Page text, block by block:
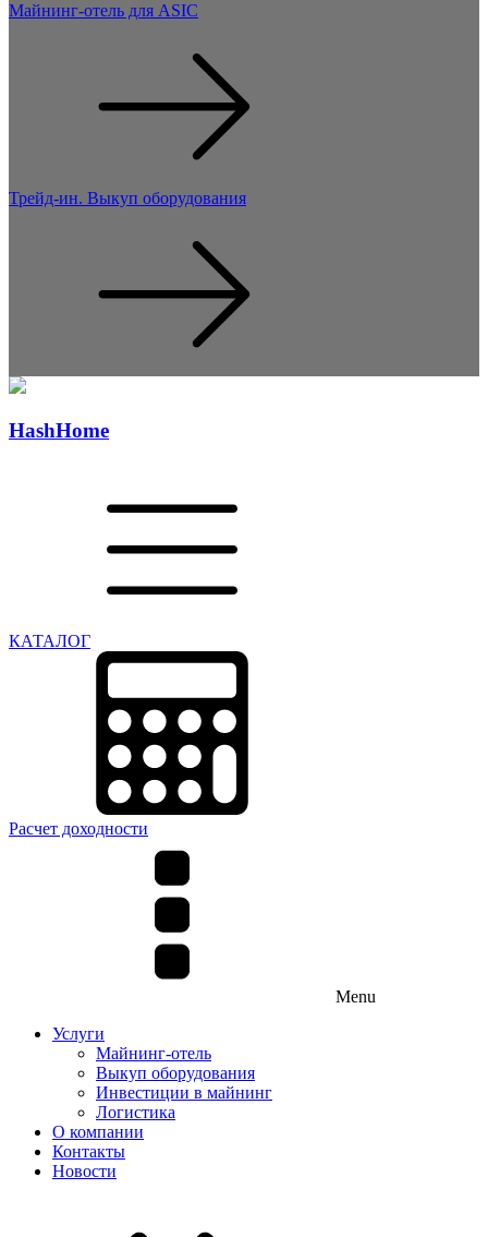
Майнинг-отель для ASIC
Трейд-ин. Выкуп оборудования
HashHome
КАТАЛОГ
Расчет доходности
Menu
Услуги
Майнинг-отель
Выкуп оборудования
Инвестиции в майнинг
Логистика
О компании
Контакты
Новости